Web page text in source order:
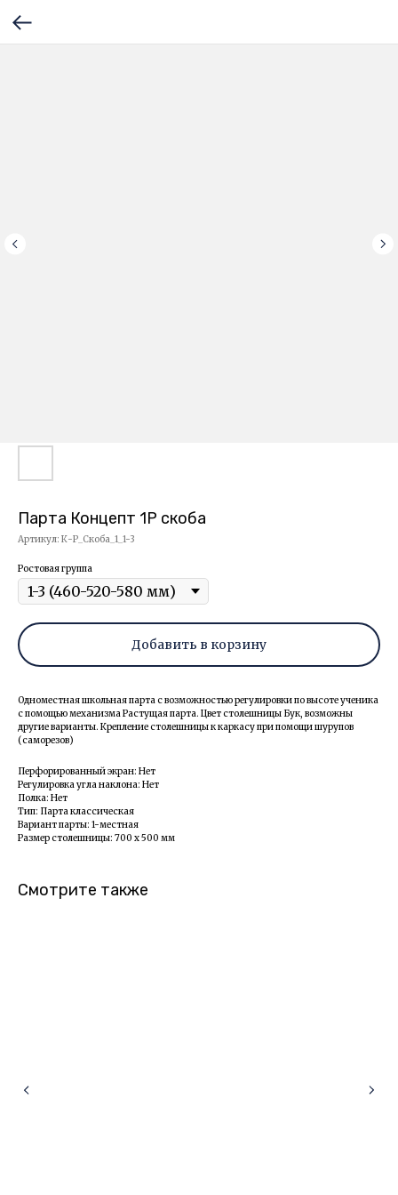
Парта Концепт 1Р скоба
Артикул: К-Р_Скоба_1_1-3
Ростовая группа
Добавить в корзину
Одноместная школьная парта с возможностью регулировки по высоте ученика
с помощью механизма Растущая парта. Цвет столешницы Бук, возможны
другие варианты. Крепление столешницы к каркасу при помощи шурупов
(саморезов)
Перфорированный экран: Нет
Регулировка угла наклона: Нет
Полка: Нет
Тип: Парта классическая
Вариант парты: 1-местная
Размер столешницы: 700 х 500 мм
Смотрите также